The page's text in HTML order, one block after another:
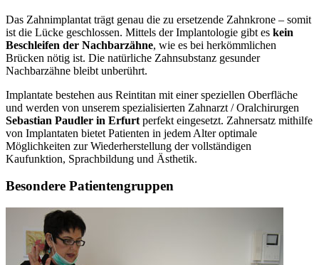
Das Zahnimplantat trägt genau die zu ersetzende Zahnkrone – somit
ist die Lücke geschlossen. Mittels der Implantologie gibt es kein
Beschleifen der Nachbarzähne, wie es bei herkömmlichen
Brücken nötig ist. Die natürliche Zahnsubstanz gesunder
Nachbarzähne bleibt unberührt.
Implantate bestehen aus Reintitan mit einer speziellen Oberfläche
und werden von unserem spezialisierten Zahnarzt / Oralchirurgen
Sebastian Paudler in Erfurt perfekt eingesetzt. Zahnersatz mithilfe
von Implantaten bietet Patienten in jedem Alter optimale
Möglichkeiten zur Wiederherstellung der vollständigen
Kaufunktion, Sprachbildung und Ästhetik.
Besondere Patientengruppen